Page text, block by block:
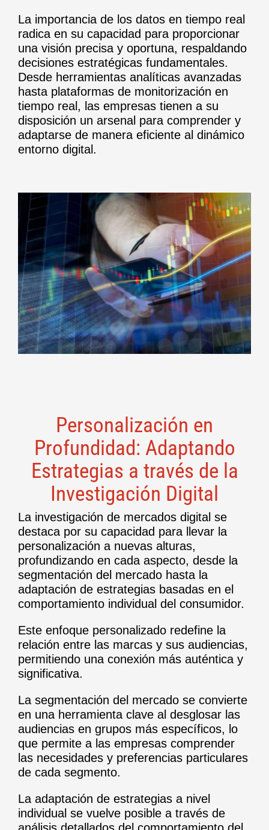
La importancia de los datos en tiempo real
radica en su capacidad para proporcionar
una visión precisa y oportuna, respaldando
decisiones estratégicas fundamentales.
Desde herramientas analíticas avanzadas
hasta plataformas de monitorización en
tiempo real, las empresas tienen a su
disposición un arsenal para comprender y
adaptarse de manera eficiente al dinámico
entorno digital.
Personalización en
Profundidad: Adaptando
Estrategias a través de la
Investigación Digital
La investigación de mercados digital se
destaca por su capacidad para llevar la
personalización a nuevas alturas,
profundizando en cada aspecto, desde la
segmentación del mercado hasta la
adaptación de estrategias basadas en el
comportamiento individual del consumidor.
Este enfoque personalizado redefine la
relación entre las marcas y sus audiencias,
permitiendo una conexión más auténtica y
significativa.
La segmentación del mercado se convierte
en una herramienta clave al desglosar las
audiencias en grupos más específicos, lo
que permite a las empresas comprender
las necesidades y preferencias particulares
de cada segmento.
La adaptación de estrategias a nivel
individual se vuelve posible a través de